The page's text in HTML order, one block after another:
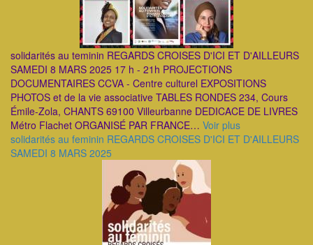
solidarités au teminin REGARDS CROISES D'ICI ET D'AILLEURS
SAMEDI 8 MARS 2025 17 h - 21h PROJECTIONS
DOCUMENTAIRES CCVA - Centre culturel EXPOSITIONS
PHOTOS et de la vie associative TABLES RONDES 234, Cours
Émile-Zola, CHANTS 69100 Villeurbanne DEDICACE DE LIVRES
Métro Flachet ORGANISÉ PAR FRANCE… Voir plus
solidarités au feminin REGARDS CROISES D'ICI ET D'AILLEURS
SAMEDI 8 MARS 2025